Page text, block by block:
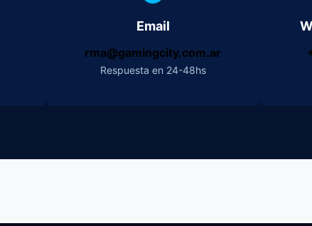
Email
rma@gamingcity.com.ar
Respuesta en 24-48hs